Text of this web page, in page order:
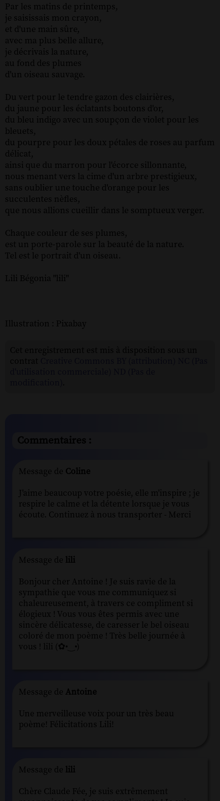
Par les matins de printemps,
je saisissais mon crayon,
et d'une main sûre,
avec ma plus belle allure,
je décrivais la nature,
au fond des plumes
d'un oiseau sauvage.
Du vert pour le tendre gazon des clairières,
du jaune pour les éclatants boutons d'or,
du bleu indigo avec un soupçon de violet pour les
bleuets,
du pourpre pour les doux pétales de roses au parfum
délicat,
ainsi que du marron pour l'écorce sillonnante,
nous menant vers la cime d'un arbre prestigieux,
sans oublier une touche d'orange pour les
succulentes nèfles,
que nous allions cueillir dans le somptueux verger.
Chaque couleur de ses plumes,
est un porte-parole sur la beauté de la nature.
Tel est le portrait d'un oiseau.
Lili Bégonia "lili"
Illustration : Pixabay
Commentaires :
Message de Coline
J'aime beaucoup votre poésie, elle m'inspire ; je
respire le calme et la détente lorsque je vous
écoute. Continuez à nous transporter - Merci
Message de lili
Bonjour cher Antoine ! Je suis ravie de la
sympathie que vous me communiquez si
chaleureusement, à travers ce compliment si
élogieux ! Vous vous êtes permis avec une
sincère délicatesse, de caresser le bel oiseau
coloré de mon poème ! Très belle journée à
vous ! lili (✿•‿•)
Message de Antoine
Une merveilleuse voix pour un très beau
poème! Félicitations Lili!
Message de lili
Chère Claude Fée, je suis extrêmement